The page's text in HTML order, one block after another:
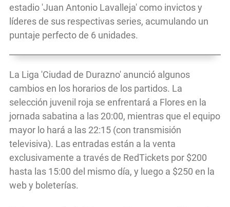
estadio 'Juan Antonio Lavalleja' como invictos y
líderes de sus respectivas series, acumulando un
puntaje perfecto de 6 unidades.
La Liga 'Ciudad de Durazno' anunció algunos
cambios en los horarios de los partidos. La
selección juvenil roja se enfrentará a Flores en la
jornada sabatina a las 20:00, mientras que el equipo
mayor lo hará a las 22:15 (con transmisión
televisiva). Las entradas están a la venta
exclusivamente a través de RedTickets por $200
hasta las 15:00 del mismo día, y luego a $250 en la
web y boleterías.